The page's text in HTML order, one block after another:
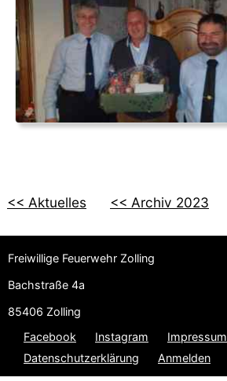
<< Aktuelles << Archiv 2023
Freiwillige Feuerwehr Zolling
Bachstraße 4a
85406 Zolling
Facebook
Instagram
Impressum
Datenschutzerklärung
Anmelden